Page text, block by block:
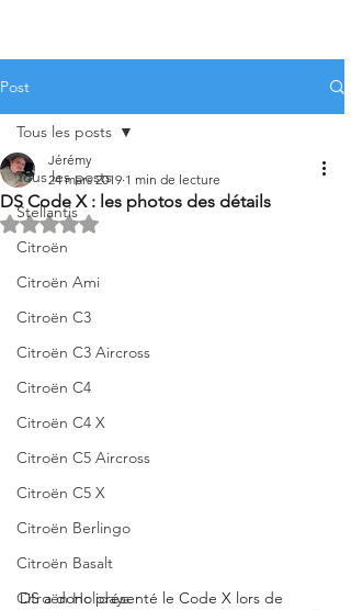
Post
Tous les posts
Stellantis
Citroën
Citroën Ami
Citroën C3
Citroën C3 Aircross
Citroën C4
Citroën C4 X
Citroën C5 Aircross
Citroën C5 X
Citroën Berlingo
Citroën Basalt
Citroën Holidays
Tous les posts
DS Code X : les photos des détails
Jérémy
24 mars 2019 1 min de lecture
Noté NaN étoiles sur 5.
DS a donc présenté le Code X lors de